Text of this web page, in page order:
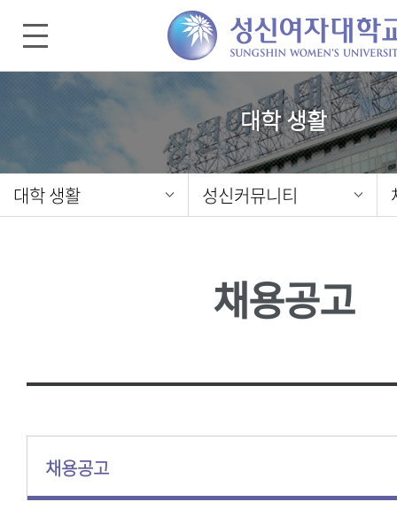
대학 생활
대학 생활 성신커뮤니티
채용공고
채용공고